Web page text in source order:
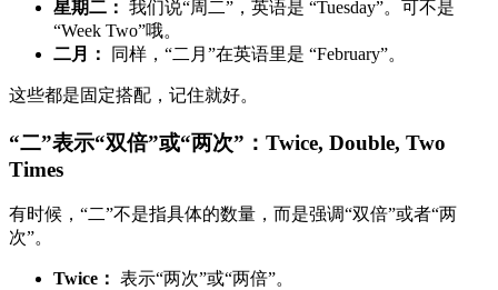
星期二： 我们说“周二”，英语是 “Tuesday”。可不是
“Week Two”哦。
二月：
同样，“二月”在英语里是 “February”。
这些都是固定搭配，记住就好。
“二”表示“双倍”或“两次”：Twice, Double, Two
Times
有时候，“二”不是指具体的数量，而是强调“双倍”或者“两
次”。
Twice： 表示“两次”或“两倍”。